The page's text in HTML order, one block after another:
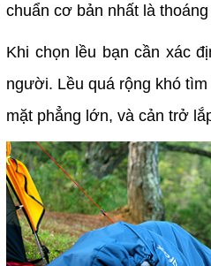
chuẩn cơ bản nhất là
Khi chọn lều bạn cần xác
người. Lều quá rộng khó
mặt phẳng lớn, và cản trở